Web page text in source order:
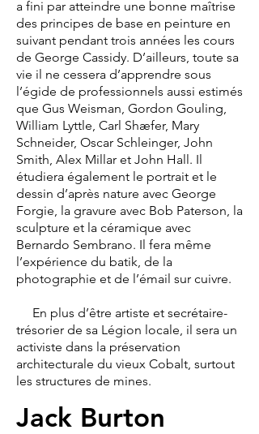
a fini par atteindre une bonne maîtrise
des principes de base en peinture en
suivant pendant trois années les cours
de George Cassidy. D’ailleurs, toute sa
vie il ne cessera d’apprendre sous
l’égide de professionnels aussi estimés
que Gus Weisman, Gordon Gouling,
William Lyttle, Carl Shæfer, Mary
Schneider, Oscar Schleinger, John
Smith, Alex Millar et John Hall. Il
étudiera également le portrait et le
dessin d’après nature avec George
Forgie, la gravure avec Bob Paterson, la
sculpture et la céramique avec
Bernardo Sembrano. Il fera même
l’expérience du batik, de la
photographie et de l’émail sur cuivre.
En plus d’être artiste et secrétaire-
trésorier de sa Légion locale, il sera un
activiste dans la préservation
architecturale du vieux Cobalt, surtout
les structures de mines.
Jack Burton